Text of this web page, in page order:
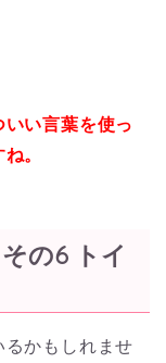
い言葉を使っ
。
の6 トイ
かもしれませ